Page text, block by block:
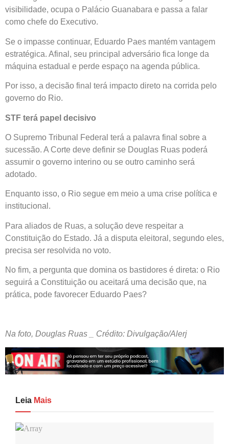
visibilidade, ocupa o Palácio Guanabara e passa a falar
como chefe do Executivo.
Se o impasse continuar, Eduardo Paes mantém vantagem
estratégica. Afinal, seu principal adversário fica longe da
máquina estadual e perde espaço na agenda pública.
Por isso, a decisão final terá impacto direto na corrida pelo
governo do Rio.
STF terá papel decisivo
O Supremo Tribunal Federal terá a palavra final sobre a
sucessão. A Corte deve definir se Douglas Ruas poderá
assumir o governo interino ou se outro caminho será
adotado.
Enquanto isso, o Rio segue em meio a uma crise política e
institucional.
Para aliados de Ruas, a solução deve respeitar a
Constituição do Estado. Já a disputa eleitoral, segundo eles,
precisa ser resolvida no voto.
No fim, a pergunta que domina os bastidores é direta: o Rio
seguirá a Constituição ou aceitará uma decisão que, na
prática, pode favorecer Eduardo Paes?
Na foto, Douglas Ruas _ Crédito: Divulgação/Alerj
Leia Mais